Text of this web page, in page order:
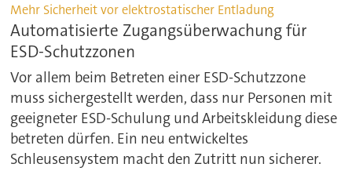
Mehr Sicherheit vor elektrostatischer Entladung
Automatisierte Zugangsüberwachung für
ESD-Schutzzonen
Vor allem beim Betreten einer ESD-Schutzzone
muss sichergestellt werden, dass nur Personen mit
geeigneter ESD-Schulung und Arbeitskleidung diese
betreten dürfen. Ein neu entwickeltes
Schleusensystem macht den Zutritt nun sicherer.